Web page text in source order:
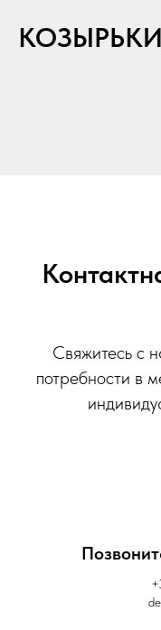
КОЗЫРЬКИ
Свяжитесь с
потребности в